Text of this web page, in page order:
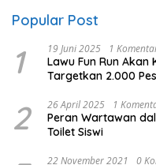
Popular Post
1 19 Juni 2025 1
Lawu Fun Run
Targetkan 2.000
2 26 April 2025 1
Peran Wartawan
Toilet Siswi
22 November 2021 0